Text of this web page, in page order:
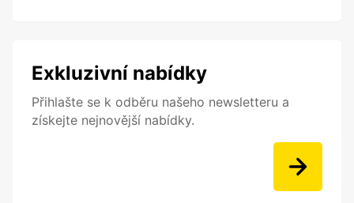
Exkluzivní nabídky
Přihlašte se k odběru našeho newsletteru a
získejte nejnovější nabídky.